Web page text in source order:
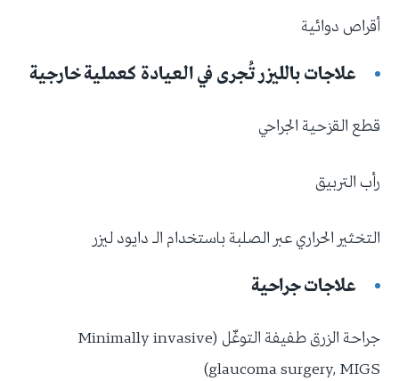
أقراص دوائية
علاجات بالليزر تُجرى في العيادة كعملية خارجية
قطع القزحية الجراحي
رأب التربيق
التخثير الحراري عبر الصلبة باستخدام الـ دايود ليزر
علاجات جراحية
جراحة الزرق طفيفة التوغّل (Minimally invasive
glaucoma surgery, MIGS)